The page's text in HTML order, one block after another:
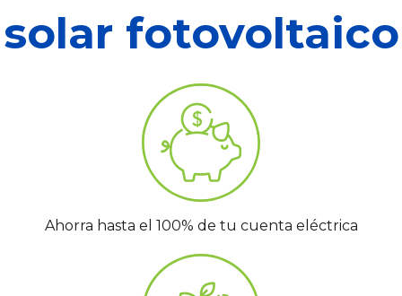
solar fotovoltaico
Ahorra hasta el 100% de tu cuenta eléctrica